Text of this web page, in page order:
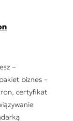
–
biznes –
certyfikat